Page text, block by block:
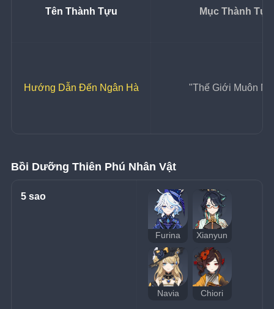
Tên Thành Tựu Mục Thành Tựu
Hướng Dẫn Đến Ngân Hà "Thế Giới Muôn
Bồi Dưỡng Thiên Phú Nhân Vật
5 sao
Furina Xianyun
Navia Chiori